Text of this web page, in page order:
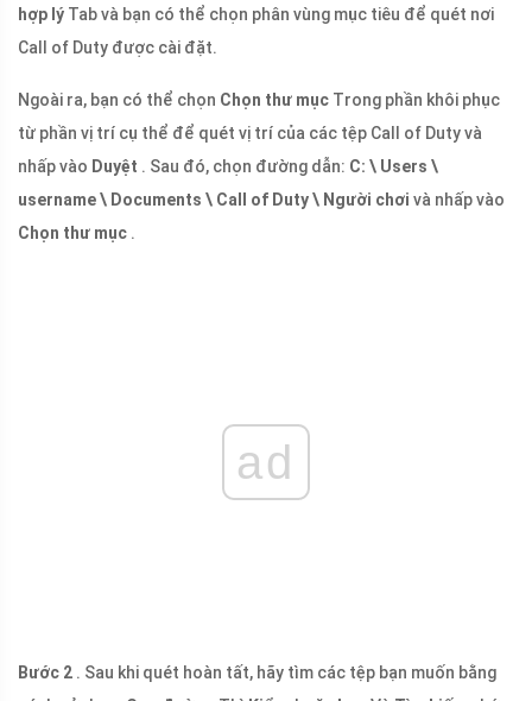
hợp lý Tab và bạn có thể chọn phân vùng mục tiêu để quét nơi
Call of Duty được cài đặt.
Ngoài ra, bạn có thể chọn Chọn thư mục Trong phần khôi phục
từ phần vị trí cụ thể để quét vị trí của các tệp Call of Duty và
nhấp vào Duyệt . Sau đó, chọn đường dẫn: C: \ Users \
username \ Documents \ Call of Duty \ Người chơi và nhấp vào
Chọn thư mục .
ad
Bước 2 . Sau khi quét hoàn tất, hãy tìm các tệp bạn muốn bằng